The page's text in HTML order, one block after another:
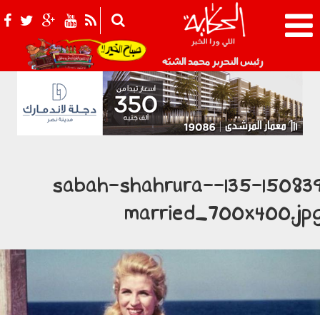
رئيس التحرير محمد الشبّه 021_2.png
135-150839-sabah-shahrura-